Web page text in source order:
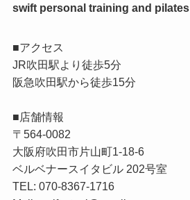
swift personal training and pilates
■アクセス
JR吹田駅より徒歩5分
阪急吹田駅から徒歩15分
■店舗情報
〒564-0082
大阪府吹田市片山町1-18-6
ベルベナースイタビル 202号室
TEL: 070-8367-1716